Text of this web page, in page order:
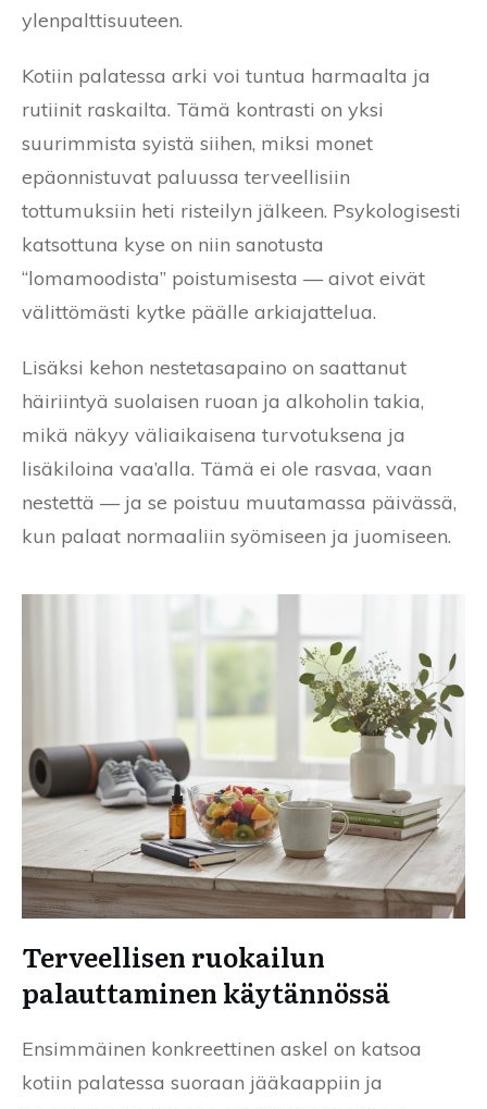
ylenpalttisuuteen.
Kotiin palatessa arki voi tuntua harmaalta ja
rutiinit raskailta. Tämä kontrasti on yksi
suurimmista syistä siihen, miksi monet
epäonnistuvat paluussa terveellisiin
tottumuksiin heti risteilyn jälkeen. Psykologisesti
katsottuna kyse on niin sanotusta
“lomamoodista” poistumisesta — aivot eivät
välittömästi kytke päälle arkiajattelua.
Lisäksi kehon nestetasapaino on saattanut
häiriintyä suolaisen ruoan ja alkoholin takia,
mikä näkyy väliaikaisena turvotuksena ja
lisäkiloina vaa’alla. Tämä ei ole rasvaa, vaan
nestettä — ja se poistuu muutamassa päivässä,
kun palaat normaaliin syömiseen ja juomiseen.
Terveellisen ruokailun
palauttaminen käytännössä
Ensimmäinen konkreettinen askel on katsoa
kotiin palatessa suoraan jääkaappiin ja